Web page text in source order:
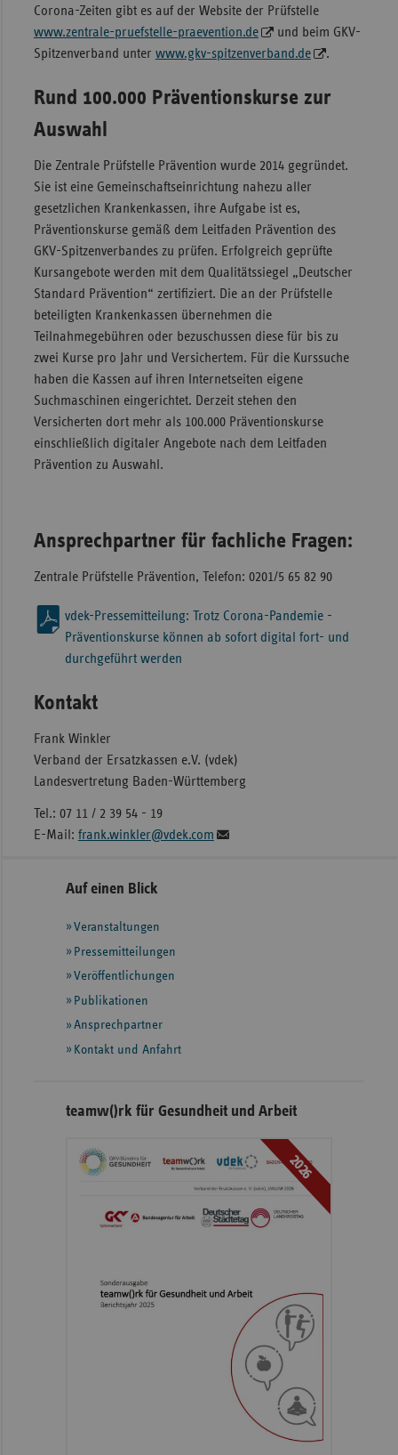
Corona-Zeiten gibt es auf der Website der Prüfstelle
www.zentrale-pruefstelle-praevention.de
und beim GKV-
Spitzenverband unter www.gkv-spitzenverband.de .
Rund 100.000 Präventionskurse zur
Auswahl
Die Zentrale Prüfstelle Prävention wurde 2014 gegründet.
Sie ist eine Gemeinschaftseinrichtung nahezu aller
gesetzlichen Krankenkassen, ihre Aufgabe ist es,
Präventionskurse gemäß dem Leitfaden Prävention des
GKV-Spitzenverbandes zu prüfen. Erfolgreich geprüfte
Kursangebote werden mit dem Qualitätssiegel „Deutscher
Standard Prävention“ zertifiziert. Die an der Prüfstelle
beteiligten Krankenkassen übernehmen die
Teilnahmegebühren oder bezuschussen diese für bis zu
zwei Kurse pro Jahr und Versichertem. Für die Kurssuche
haben die Kassen auf ihren Internetseiten eigene
Suchmaschinen eingerichtet. Derzeit stehen den
Versicherten dort mehr als 100.000 Präventionskurse
einschließlich digitaler Angebote nach dem Leitfaden
Prävention zu Auswahl.
Ansprechpartner für fachliche Fragen:
Zentrale Prüfstelle Prävention, Telefon: 0201/5 65 82 90
vdek-Pressemitteilung: Trotz Corona-Pandemie -
Präventionskurse können ab sofort digital fort- und
durchgeführt werden
Kontakt
Frank Winkler
Verband der Ersatzkassen e.V. (vdek)
Landesvertretung Baden-Württemberg
Tel.: 07 11 / 2 39 54 - 19
E-Mail: frank.winkler@vdek.com
Seitennavigation
Seitenleiste
weiteren
Informationen
Auf einen Blick
Veranstaltungen
Pressemitteilungen
Veröffentlichungen
Publikationen
Ansprechpartner
Kontakt und Anfahrt
teamw()rk für Gesundheit und Arbeit
2026